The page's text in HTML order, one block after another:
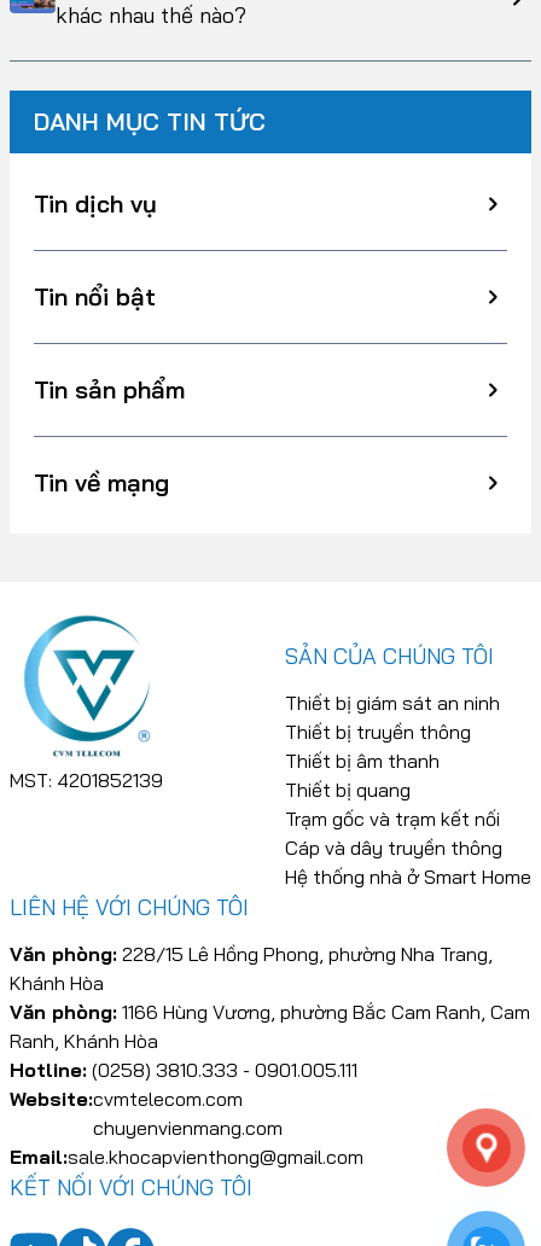
khác nhau thế nào?
DANH MỤC TIN TỨC
Tin dịch vụ
Tin nổi bật
Tin sản phẩm
Tin về mạng
MST: 4201852139
SẢN CỦA CHÚNG TÔI
Thiết bị giám sát an ninh
Thiết bị truyền thông
Thiết bị âm thanh
Thiết bị quang
Trạm gốc và trạm kết nối
Cáp và dây truyền thông
Hệ thống nhà ở Smart Home
LIÊN HỆ VỚI CHÚNG TÔI
Văn phòng: 228/15 Lê Hồng Phong, phường Nha Trang,
Khánh Hòa
Văn phòng: 1166 Hùng Vương, phường Bắc Cam Ranh, Cam
Ranh, Khánh Hòa
Hotline: (0258) 3810.333 - 0901.005.111
Website:cvmtelecom.com
chuyenvienmang.com
Email:sale.khocapvienthong@gmail.com
KẾT NỐI VỚI CHÚNG TÔI